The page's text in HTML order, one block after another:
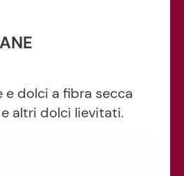
e dolci a fibra secca
altri dolci lievitati.